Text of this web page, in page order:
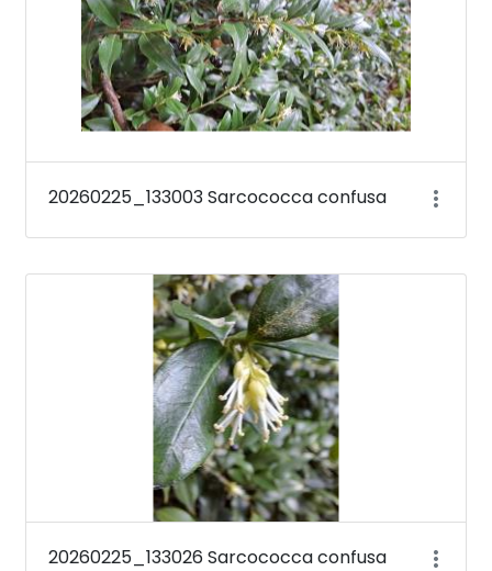
20260225_133003 Sarcococca confusa
20260225_133026 Sarcococca confusa